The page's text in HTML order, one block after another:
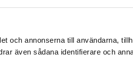
och annonserna till användarna,
även sådana identifierare och